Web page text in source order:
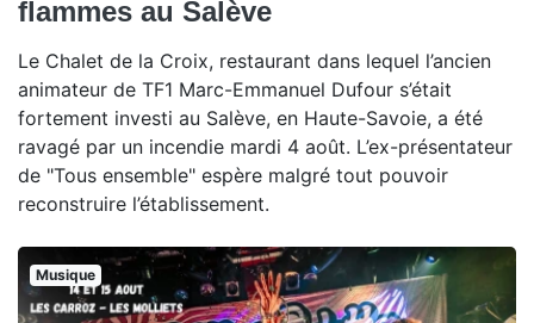
flammes au Salève
Le Chalet de la Croix, restaurant dans lequel l’ancien
animateur de TF1 Marc-Emmanuel Dufour s’était
fortement investi au Salève, en Haute-Savoie, a été
ravagé par un incendie mardi 4 août. L’ex-présentateur
de "Tous ensemble" espère malgré tout pouvoir
reconstruire l’établissement.
Musique